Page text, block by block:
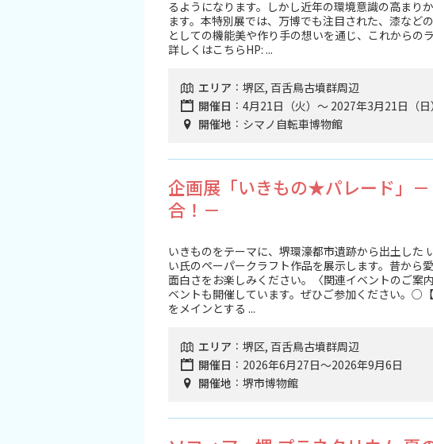
るようになります。しかし近年の環境意識の高まり
ます。本特別展では、万博でも注目された、漆など
としての機能美や作り手の想いを通じ、これから
詳しくはこちらHP: ...
エリア
堺区, 百舌鳥古墳群周辺
開催日
4月21日（火）～ 2027年3月21日（日）
開催地
シマノ自転車博物館
企画展「いきもの★パレード」
合！－
いきものをテーマに、堺環濠都市遺跡から出土した
い氏のペーパークラフト作品を展示します。昔から
面白さをお楽しみください。〈関連イベントのご案
ベントも開催しています。ぜひご参加ください。○
をメインとする ...
エリア
堺区, 百舌鳥古墳群周辺
開催日
2026年6月27日～2026年9月6日
開催地
堺市博物館